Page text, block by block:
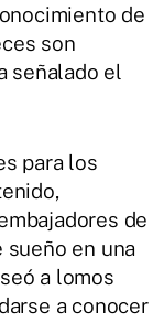
de
son
señalado el
para los
de
sueño en una
a lomos
a conocer